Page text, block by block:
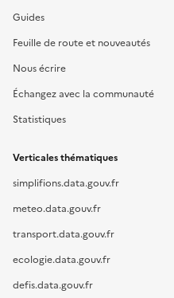
Guides
Feuille de route et nouveautés
Nous écrire
Échangez avec la communauté
Statistiques
Verticales thématiques
simplifions.data.gouv.fr
meteo.data.gouv.fr
transport.data.gouv.fr
ecologie.data.gouv.fr
defis.data.gouv.fr